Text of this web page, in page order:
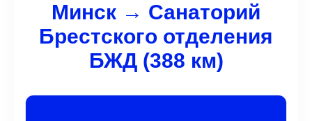
Минск → Санаторий
Брестского отделения
БЖД (388 км)